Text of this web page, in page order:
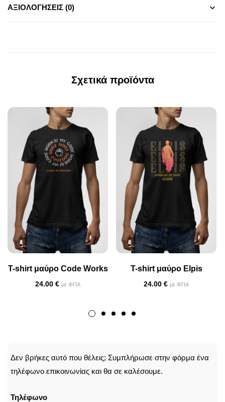
ΑΞΙΟΛΟΓΉΣΕΙΣ (0)
Σχετικά προϊόντα
T-shirt μαύρο Code Works
24.00 € με ΦΠΑ
T-shirt μαύρο Elpis
24.00 € με ΦΠΑ
Δεν βρήκες αυτό που θέλεις; Συμπλήρωσε στην φόρμα ένα
τηλέφωνο επικοινωνίας και θα σε καλέσουμε.
Τηλέφωνο